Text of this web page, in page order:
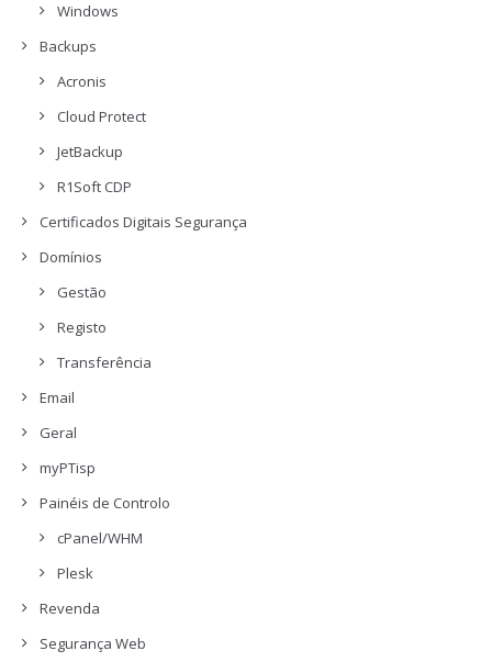
Windows
Backups
Acronis
Cloud Protect
JetBackup
R1Soft CDP
Certificados Digitais Segurança
Domínios
Gestão
Registo
Transferência
Email
Geral
myPTisp
Painéis de Controlo
cPanel/WHM
Plesk
Revenda
Segurança Web